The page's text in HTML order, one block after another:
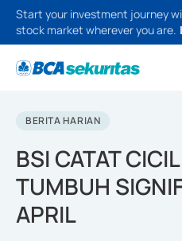
Start your investment journey
stock market wherever you are.
BERITA HARIAN
BSI CATAT
TUMBUH
APRIL